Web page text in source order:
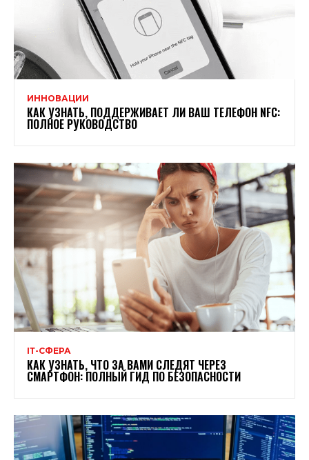
ИННОВАЦИИ
КАК УЗНАТЬ, ПОДДЕРЖИВАЕТ ЛИ ВАШ ТЕЛЕФОН NFC:
ПОЛНОЕ РУКОВОДСТВО
ІТ-СФЕРА
КАК УЗНАТЬ, ЧТО ЗА ВАМИ СЛЕДЯТ ЧЕРЕЗ
СМАРТФОН: ПОЛНЫЙ ГИД ПО БЕЗОПАСНОСТИ